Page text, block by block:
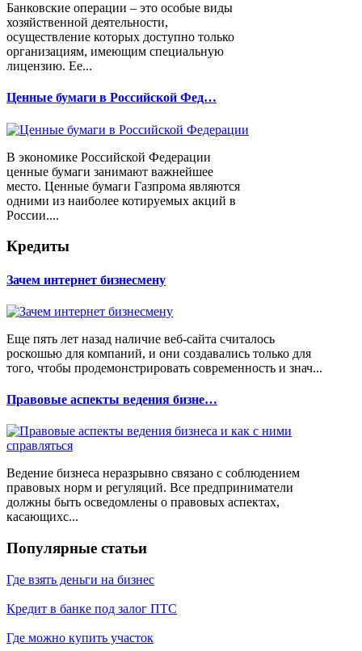
Банковские операции – это особые виды
хозяйственной деятельности,
осуществление которых доступно только
организациям, имеющим специальную
лицензию. Ее...
Ценные бумаги в Российской Фед…
В экономике Российской Федерации
ценные бумаги занимают важнейшее
место. Ценные бумаги Газпрома являются
одними из наиболее котируемых акций в
России....
Кредиты
Зачем интернет бизнесмену
Еще пять лет назад наличие веб-сайта считалось
роскошью для компаний, и они создавались только для
того, чтобы продемонстрировать современность и знач...
Правовые аспекты ведения бизне…
Ведение бизнеса неразрывно связано с соблюдением
правовых норм и регуляций. Все предприниматели
должны быть осведомлены о правовых аспектах,
касающихс...
Популярные статьи
Где взять деньги на бизнес
Кредит в банке под залог ПТС
Где можно купить участок